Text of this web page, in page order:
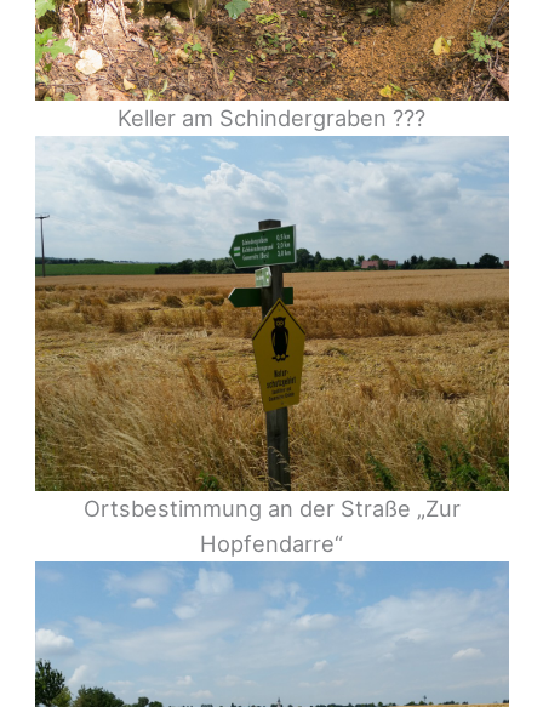
Keller am Schindergraben ???
Ortsbestimmung an der Straße „Zur
Hopfendarre“